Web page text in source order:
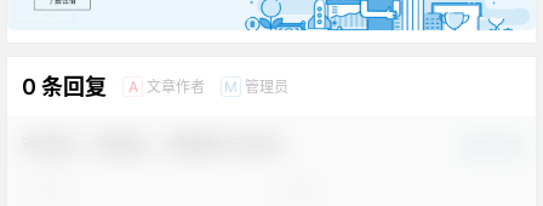
广告
0 条回复 A 文章作者 M 管理员